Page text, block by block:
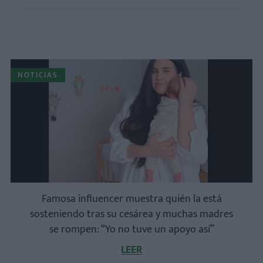
NOTICIAS
Famosa influencer muestra quién la está
sosteniendo tras su cesárea y muchas madres
se rompen: “Yo no tuve un apoyo así”
LEER